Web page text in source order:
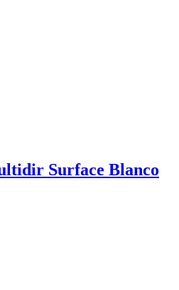
Surface Blanco